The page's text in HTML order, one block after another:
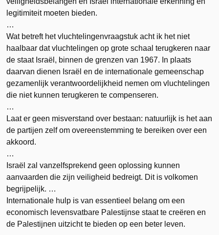
legitimiteit moeten bieden.
…
Wat betreft het vluchtelingenvraagstuk acht ik het niet
haalbaar dat vluchtelingen op grote schaal terugkeren naar
de staat Israël, binnen de grenzen van 1967. In plaats
daarvan dienen Israël en de internationale gemeenschap
gezamenlijk verantwoordelijkheid nemen om vluchtelingen
die niet kunnen terugkeren te compenseren.
…
Laat er geen misverstand over bestaan: natuurlijk is het aan
de partijen zelf om overeenstemming te bereiken over een
akkoord.
…
Israël zal vanzelfsprekend geen oplossing kunnen
aanvaarden die zijn veiligheid bedreigt. Dit is volkomen
begrijpelijk. …
Internationale hulp is van essentieel belang om een
economisch levensvatbare Palestijnse staat te creëren en
de Palestijnen uitzicht te bieden op een beter leven.